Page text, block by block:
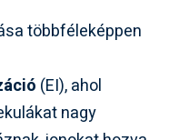
többféleképpen
(EI), ahol
nagy